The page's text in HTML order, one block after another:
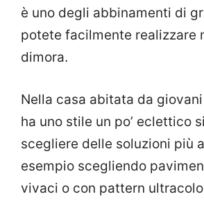
è uno degli abbinamenti di
potete facilmente realizzare
dimora.
Nella casa abitata da
ha uno stile un po’ eclettico
scegliere delle soluzioni più
esempio scegliendo
vivaci o con pattern